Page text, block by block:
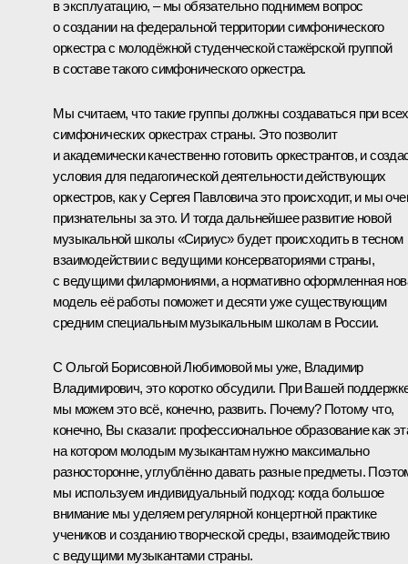
в эксплуатацию, – мы обязательно поднимем вопрос
о создании на федеральной территории симфонического
оркестра с молодёжной студенческой стажёрской группой
в составе такого симфонического оркестра.
Мы считаем, что такие группы должны создаваться при всех
симфонических оркестрах страны. Это позволит
и академически качественно готовить оркестрантов, и
условия для педагогической деятельности действующих
оркестров, как у Сергея Павловича это происходит, и мы
признательны за это. И тогда дальнейшее развитие новой
музыкальной школы «Сириус» будет происходить в тесном
взаимодействии с ведущими консерваториями страны,
с ведущими филармониями, а нормативно оформленная
модель её работы поможет и десяти уже существующим
средним специальным музыкальным школам в России.
С Ольгой Борисовной Любимовой мы уже, Владимир
Владимирович, это коротко обсудили. При Вашей
мы можем это всё, конечно, развить. Почему? Потому что,
конечно, Вы сказали: профессиональное образование как
на котором молодым музыкантам нужно максимально
разносторонне, углублённо давать разные предметы.
мы используем индивидуальный подход: когда большое
внимание мы уделяем регулярной концертной практике
учеников и созданию творческой среды, взаимодействию
с ведущими музыкантами страны.